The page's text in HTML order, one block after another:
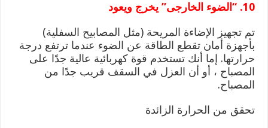
10. “الضوء الخارجى” يخرج ويعود
تم تجهيز الإضاءة المريحة (مثل المصابيح السفلية)
بأجهزة أمان تقطع الطاقة عن الضوء عندما ترتفع درجة
حرارتها. إما أنك تستخدم قوة كهربائية عالية جدًا على
المصباح ، أو أن العزل في السقف قريب جدًا من
المصباح.
تحقق من الحرارة الزائدة